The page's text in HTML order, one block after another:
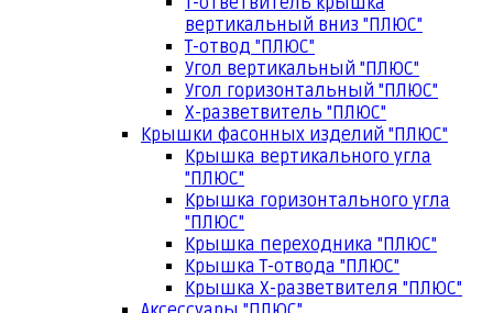
вертикальный вниз "ПЛЮС"
Т-отвод "ПЛЮС"
Угол вертикальный "ПЛЮС"
Угол горизонтальный "ПЛЮС"
Х-разветвитель "ПЛЮС"
Крышки фасонных изделий "ПЛЮС"
Крышка вертикального угла
"ПЛЮС"
Крышка горизонтального угла
"ПЛЮС"
Крышка переходника "ПЛЮС"
Крышка Т-отвода "ПЛЮС"
Крышка Х-разветвителя "ПЛЮС"